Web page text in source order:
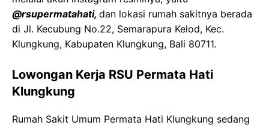
@rsupermatahati, dan lokasi rumah sakitnya berada
di Jl. Kecubung No.22, Semarapura Kelod, Kec.
Klungkung, Kabupaten Klungkung, Bali 80711.
Lowongan Kerja RSU Permata Hati
Klungkung
Rumah Sakit Umum Permata Hati Klungkung sedang